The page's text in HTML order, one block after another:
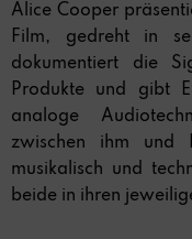
Alice Cooper
Film, gedreht in
dokumentiert die
Produkte und gibt
analoge
zwischen ihm und
musikalisch und
beide in ihren